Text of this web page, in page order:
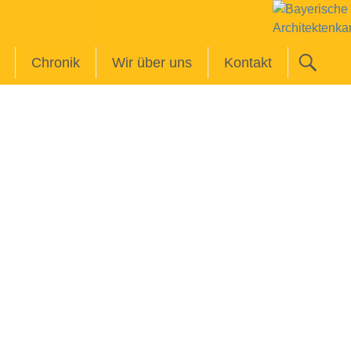
Chronik Wir über uns Kontakt